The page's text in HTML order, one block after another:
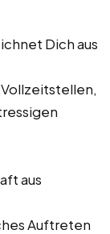
Dich aus
aus
Auftreten